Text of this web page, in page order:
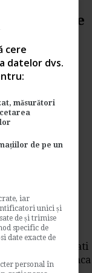
de catre
crediteaza
angajati delegati
ce loc de munca
cere
datelor dvs.
măsurători
de pe un
iar
unici și
de și trimise
specific de
date exacte de
personal în